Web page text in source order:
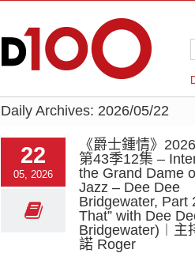
Daily Archives: 2026/05/22
22
05, 2026
《爵士鍾情》
第43季12集 –
the Grand Dame
Jazz – Dee Dee
Bridgewater, Part
That” with Dee
Bridgewater)︱主
諾 Roger